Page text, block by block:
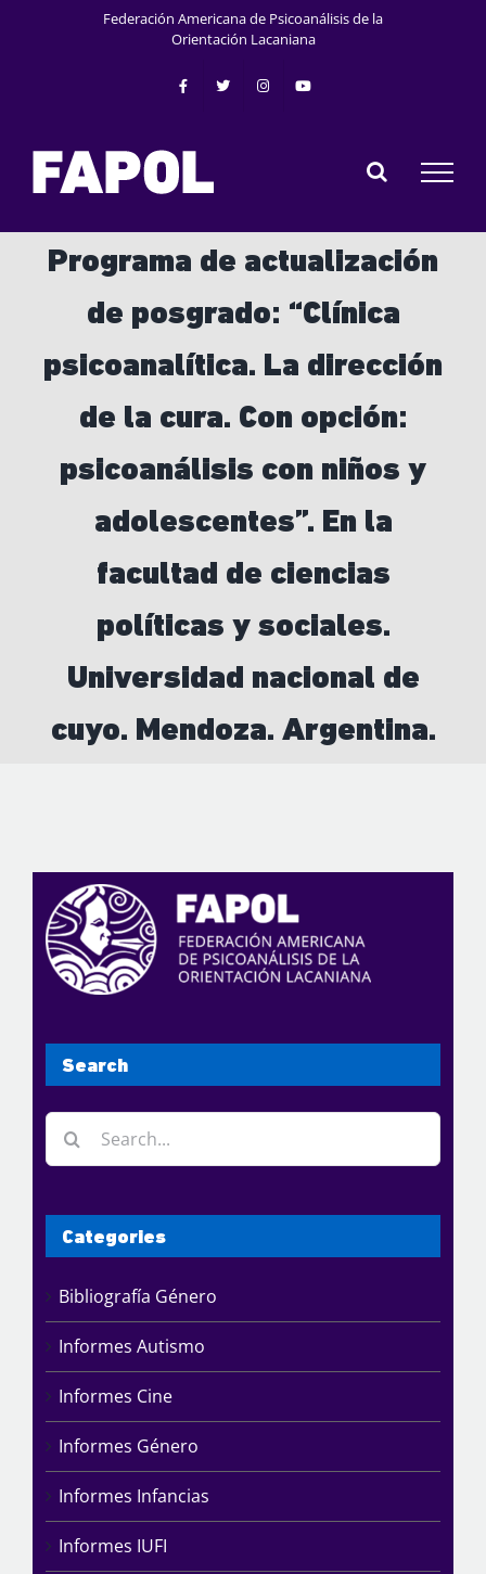
Federación Americana de Psicoanálisis de la
Orientación Lacaniana
Programa de actualización
de posgrado: “Clínica
psicoanalítica. La dirección
de la cura. Con opción:
psicoanálisis con niños y
adolescentes”. En la
facultad de ciencias
políticas y sociales.
Universidad nacional de
cuyo. Mendoza. Argentina.
Search
Search
for:
Categories
Bibliografía Género
Informes Autismo
Informes Cine
Informes Género
Informes Infancias
Informes IUFI